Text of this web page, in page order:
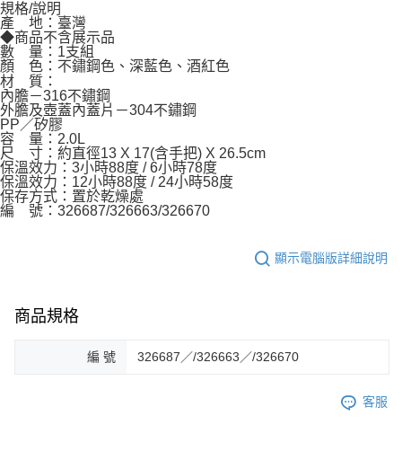
規格/說明
產 地：臺灣
◆商品不含展示品
數 量：1支組
顏 色：不鏽鋼色、深藍色、酒紅色
材 質：
內膽－316不鏽鋼
外膽及壺蓋內蓋片－304不鏽鋼
PP／矽膠
容 量：2.0L
尺 寸：約直徑13 X 17(含手把) X 26.5cm
保溫效力：3小時88度 / 6小時78度
保溫效力：12小時88度 / 24小時58度
保存方式：置於乾燥處
編 號：326687/326663/326670
顯示電腦版詳細說明
商品規格
編 號 326687／/326663／/326670
客服